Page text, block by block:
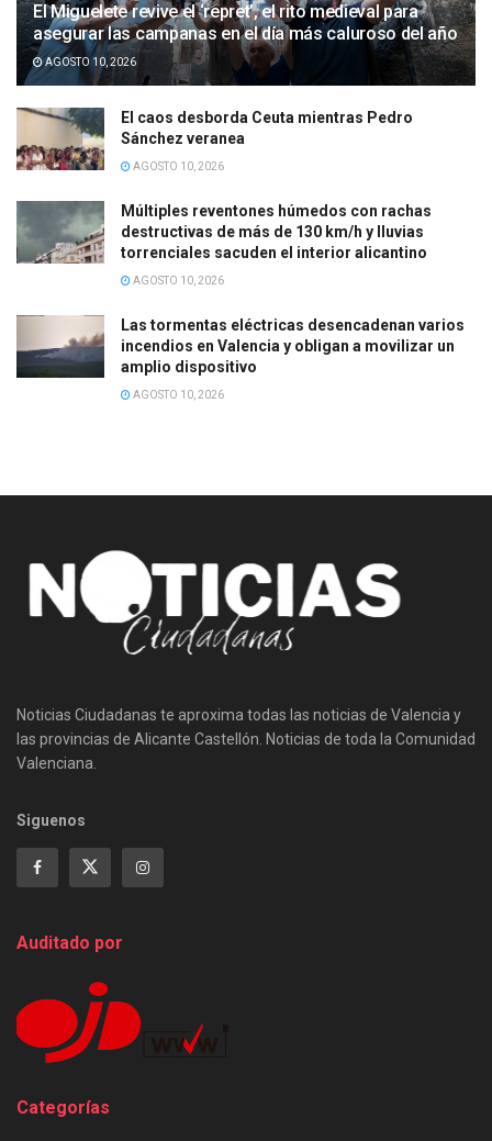
El Miguelete revive el ‘repret’, el rito medieval para
asegurar las campanas en el día más caluroso del año
AGOSTO 10, 2026
El caos desborda Ceuta mientras Pedro
Sánchez veranea
AGOSTO 10, 2026
Múltiples reventones húmedos con rachas
destructivas de más de 130 km/h y lluvias
torrenciales sacuden el interior alicantino
AGOSTO 10, 2026
Las tormentas eléctricas desencadenan varios
incendios en Valencia y obligan a movilizar un
amplio dispositivo
AGOSTO 10, 2026
Noticias Ciudadanas te aproxima todas las noticias de Valencia y
las provincias de Alicante Castellón. Noticias de toda la Comunidad
Valenciana.
Siguenos
Auditado por
Categorías